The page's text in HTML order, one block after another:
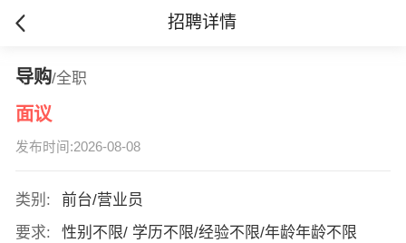
招聘详情
导购/全职
面议
发布时间:2026-08-08
类别:
前台/营业员
要求:
性别不限/ 学历不限/经验不限/年龄年龄不限